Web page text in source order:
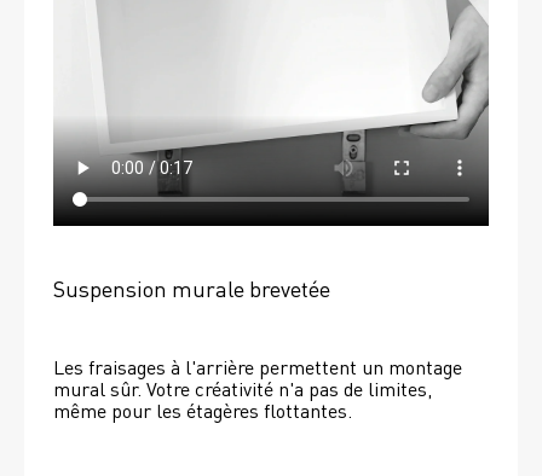
Suspension murale brevetée
Les fraisages à l'arrière permettent un montage
mural sûr. Votre créativité n'a pas de limites,
même pour les étagères flottantes.